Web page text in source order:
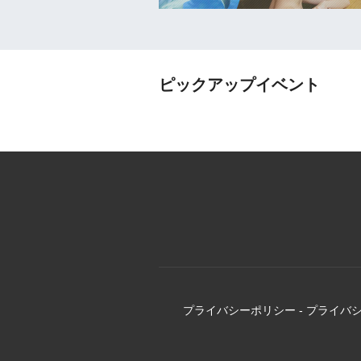
ピックアップイベント
プライバシーポリシー - プライバ